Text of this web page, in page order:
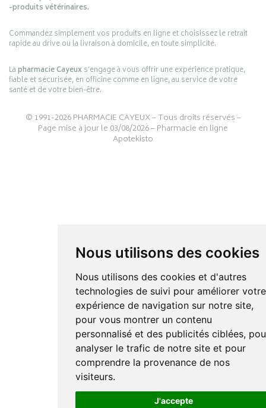
Nous utilisons des cookies
Nous utilisons des cookies et d'autres
technologies de suivi pour améliorer votre
expérience de navigation sur notre site,
pour vous montrer un contenu
personnalisé et des publicités ciblées,
analyser le trafic de notre site et pour
comprendre la provenance de nos
visiteurs.
J'accepte
-produits vétérinaires.
Commandez simplement vos produits en ligne et choisissez le retrait
rapide au drive ou la livraison à domicile, en toute simplicité.
Lapharmacie Cayeuxs’engage à vous offrir une expérience pratique,
fiable et sécurisée, en officine comme en ligne, au service de votre
santé et de votre bien-être.
© 1991-2026PHARMACIE CAYEUX– Tous droits réservés –
Page mise à jour le 03/08/2026 –Pharmacie en ligne
Apotekisto